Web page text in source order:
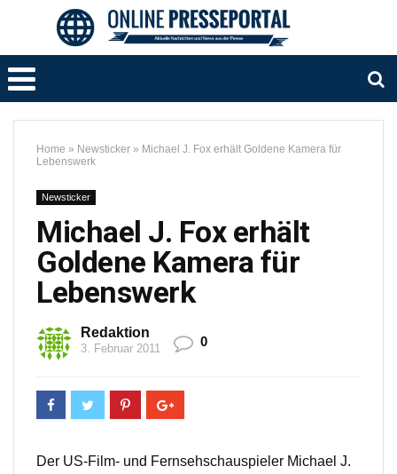
Home » Newsticker » Michael J. Fox erhält Goldene Kamera für
Lebenswerk
Newsticker
Michael J. Fox erhält
Goldene Kamera für
Lebenswerk
Redaktion
3. Februar 2011 0
Der US-Film- und Fernsehschauspieler Michael J.